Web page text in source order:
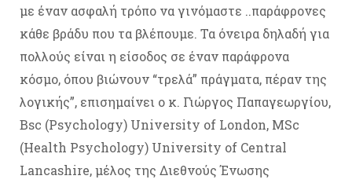
με έναν ασφαλή τρόπο να γινόμαστε ..παράφρονες
κάθε βράδυ που τα βλέπουμε. Τα όνειρα δηλαδή για
πολλούς είναι η είσοδος σε έναν παράφρονα
κόσμο, όπου βιώνουν “τρελά” πράγματα, πέραν της
λογικής”, επισημαίνει ο κ. Γιώργος Παπαγεωργίου,
Bsc (Psychology) University of London, MSc
(Health Psychology) University of Central
Lancashire, μέλος της Διεθνούς Ένωσης